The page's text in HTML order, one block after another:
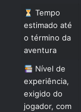
Tempo
estimado até
o término da
aventura
Nível de
experiência,
exigido do
jogador, com